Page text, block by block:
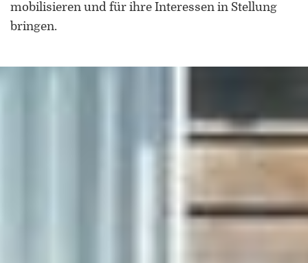
mobilisieren und für ihre Interessen in Stellung
bringen.